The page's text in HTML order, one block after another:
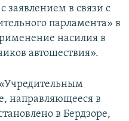
заявлением в связи с
парламента» в
насилия в
автошествия».
направляющееся в
в Бердзоре,